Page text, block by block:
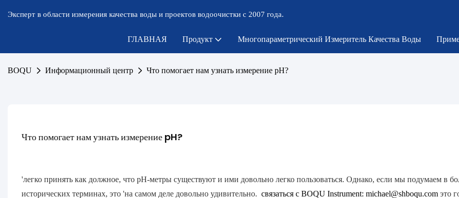
Эксперт в области измерения качества воды и проектов водоочистки с 2007 года.
ГЛАВНАЯ Продукт Многопараметрический Измеритель Качества Воды
BOQU Информационный центр Что помогает нам узнать измерение pH?
Что помогает нам узнать измерение pH?
'легко принять как должное, что рН-метры существуют и ими довольно легко пользоваться. Однако, если мы подумаем в
исторических терминах, это 'на самом деле довольно удивительно. связаться с BOQU Instrument: michael@shboqu.comэто